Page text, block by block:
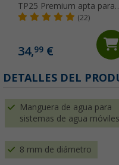
TP25 Premium apta para
alimentos
(22)
34,99 €
DETALLES DEL
Manguera de agua para
sistemas de agua móviles
8 mm de diámetro